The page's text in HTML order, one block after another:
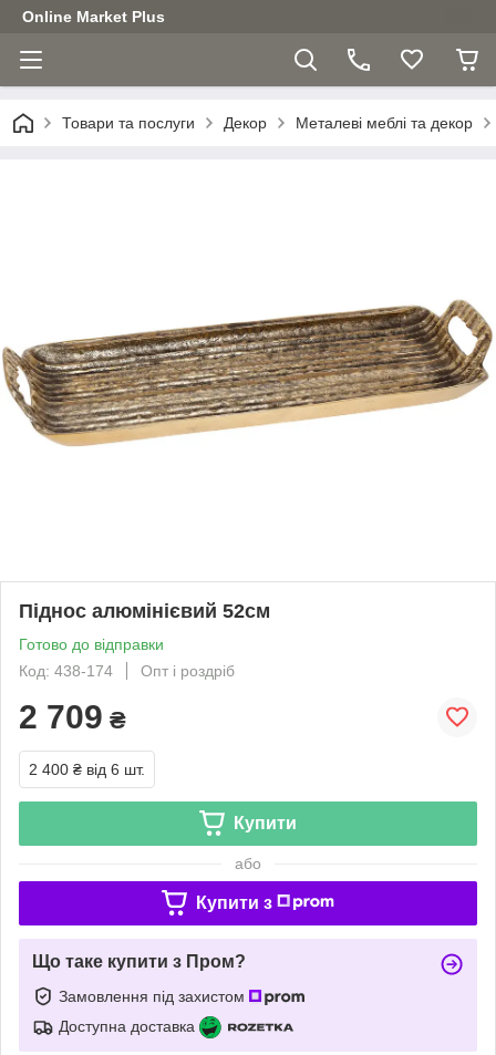
Online Market Plus
Товари та послуги Декор Металеві меблі та декор
Піднос алюмінієвий 52см
Готово до відправки
Код: 438-174
Опт і роздріб
2 709 ₴
2 400 ₴ від 6 шт.
Купити
або
Купити з
Що таке купити з Пром?
Замовлення під захистом
Доступна доставка